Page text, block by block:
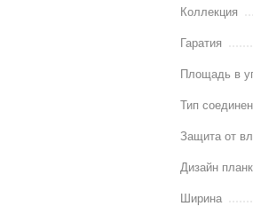
Коллекция
Гаратия
Площадь в
Тип
Защита от
Дизайн
Ширина